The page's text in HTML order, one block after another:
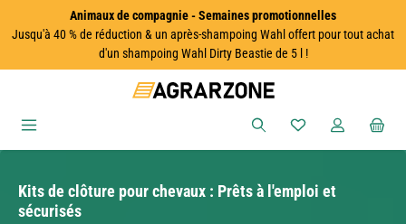
Passer au contenu principalAnimaux de compagnie - Semaines promotionnelles
Jusqu'à 40 % de réduction & un après-shampoing Wahl offert pour tout achat
d'un shampoing Wahl Dirty Beastie de 5 l !
Vous avez 0
Kits de clôture pour chevaux : Prêts à l'emploi et
sécurisés